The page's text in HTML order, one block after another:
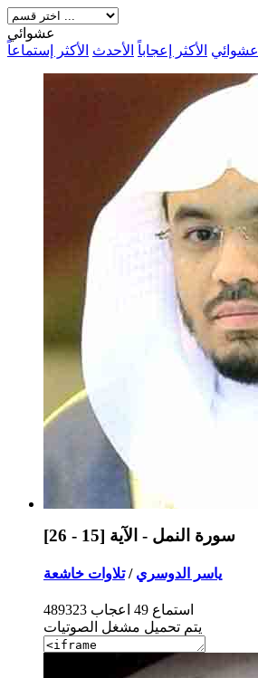
عشوائي
عشوائي الأكثر إعجاباً الأحدث الأكثر إستماعاً
سورة النمل - الآية [15 - 26]
ياسر الدوسري /تلاوات خاشعة
489323 استماع 49 اعجاب
يتم تحميل مشغل الصوتيات